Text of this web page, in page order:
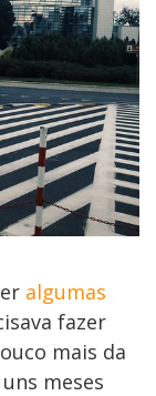
algumas
fazer
mais da
meses